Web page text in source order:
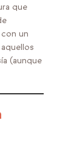
que
un
(aunque